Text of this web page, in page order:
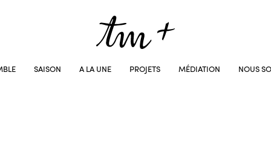
SAISON A LA UNE PROJETS MÉDIATION NOUS